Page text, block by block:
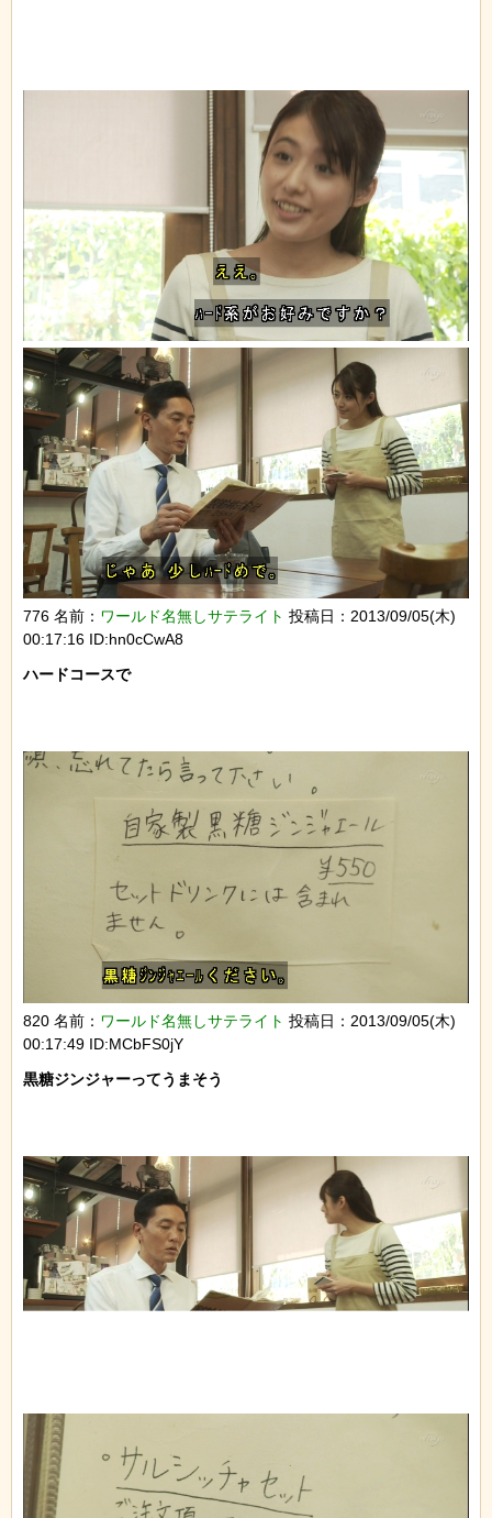
776 名前： ワールド名無しサテライト 投稿日：2013/09/05(木)
00:17:16 ID:hn0cCwA8
ハードコースで
820 名前： ワールド名無しサテライト 投稿日：2013/09/05(木)
00:17:49 ID:MCbFS0jY
黒糖ジンジャーってうまそう